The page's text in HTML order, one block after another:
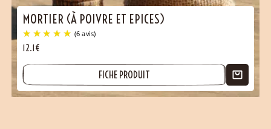
MORTIER (À POIVRE ET EPICES)
12.1€
FICHE PRODUIT